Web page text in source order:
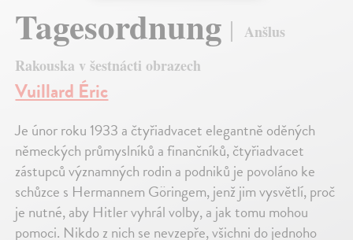
Tagesordnung
Anšlus
Rakouska v šestnácti obrazech
Vuillard Éric
Je únor roku 1933 a čtyřiadvacet elegantně oděných
německých průmyslníků a finančníků, čtyřiadvacet
zástupců významných rodin a podniků je povoláno ke
schůzce s Hermannem Göringem, jenž jim vysvětlí, proč
je nutné, aby Hitler vyhrál volby, a jak tomu mohou
pomoci. Nikdo z nich se nevzepře, všichni do jednoho